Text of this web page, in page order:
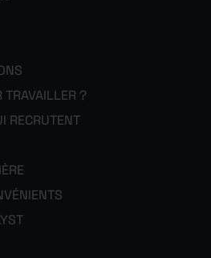
TRAVAILLER ?
RECRUTENT